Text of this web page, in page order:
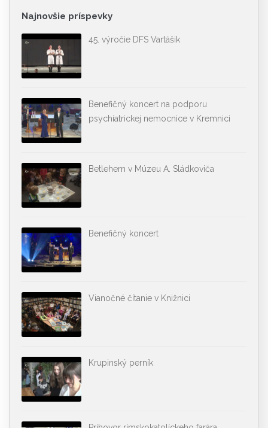
Najnovšie príspevky
45. výročie DFS Vartášik
Benefičný koncert na podporu
psychiatrickej nemocnice v Kremnici
Betlehem v Múzeu A. Sládkoviča
Benefičný koncert
Vianočné čítanie v Knižnici
Krupinský perník